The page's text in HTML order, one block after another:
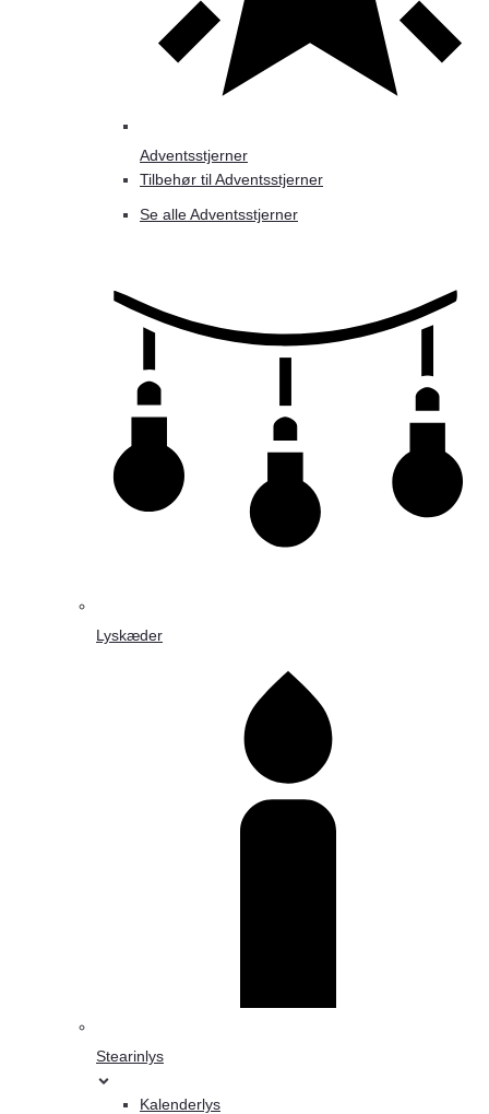
Adventsstjerner
Tilbehør til Adventsstjerner
Se alle Adventsstjerner
Lyskæder
Stearinlys
Kalenderlys